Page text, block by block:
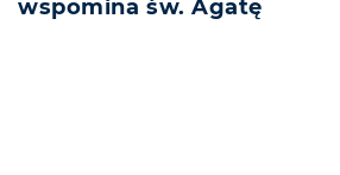
wspomina św. Agatę